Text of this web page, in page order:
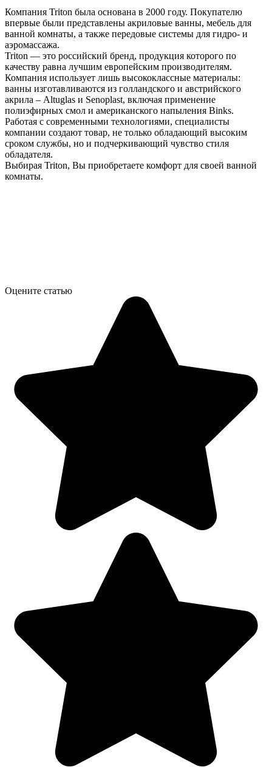
Компания Triton была основана в 2000 году. Покупателю
впервые были представлены акриловые ванны, мебель для
ванной комнаты, а также передовые системы для гидро- и
аэромассажа.
Triton — это российский бренд, продукция которого по
качеству равна лучшим европейским производителям.
Компания использует лишь высококлассные материалы:
ванны изготавливаются из голландского и австрийского
акрила – Altuglas и Senoplast, включая применение
полиэфирных смол и американского напыления Binks.
Работая с современными технологиями, специалисты
компании создают товар, не только обладающий высоким
сроком службы, но и подчеркивающий чувство стиля
обладателя.
Выбирая Triton, Вы приобретаете комфорт для своей ванной
комнаты.
Оцените статью